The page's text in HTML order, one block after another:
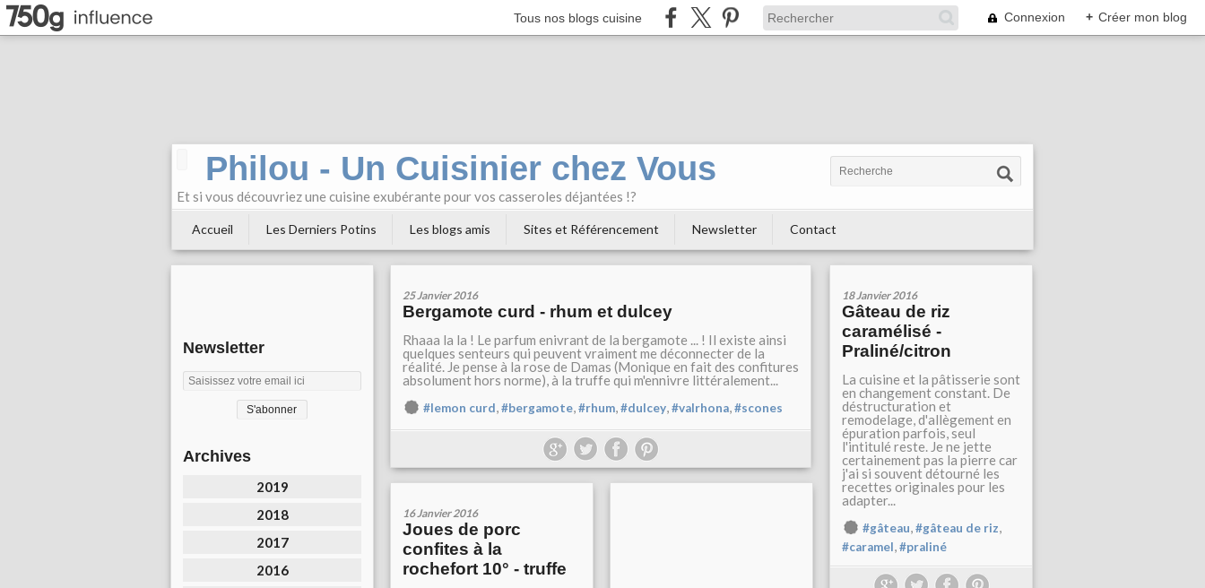
Tous nos blogs cuisine Connexion + Créer mon blog
Philou - Un Cuisinier chez Vous
Et si vous découvriez une cuisine exubérante pour vos casseroles déjantées !?
Accueil Les Derniers Potins Les blogs amis Sites et Référencement Newsletter Contact
Newsletter
Archives
2019
2018
2017
2016
25 Janvier 2016
Bergamote curd - rhum et dulcey
Rhaaa la la ! Le parfum enivrant de la bergamote ... ! Il existe ainsi
quelques senteurs qui peuvent vraiment me déconnecter de la
réalité. Je pense à la rose de Damas (Monique en fait des confitures
absolument hors norme), à la truffe qui m'ennivre littéralement...
#lemon curd,#bergamote,#rhum,#dulcey,#valrhona,#scones
18 Janvier 2016
Gâteau de riz
caramélisé -
Praliné/citron
La cuisine et la pâtisserie sont
en changement constant. De
déstructuration et
remodelage, d'allègement en
épuration parfois, seul
l'intitulé reste. Je ne jette
certainement pas la pierre car
j'ai si souvent détourné les
recettes originales pour les
adapter...
#gâteau,#gâteau de riz,
#caramel,#praliné
16 Janvier 2016
Joues de porc
confites à la
rochefort 10° - truffe